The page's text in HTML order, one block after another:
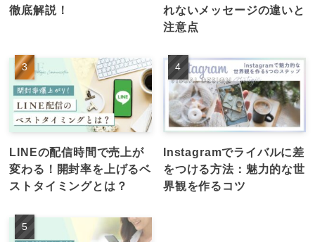
徹底解説！
れないメッセージの違いと
注意点
LINEの配信時間で売上が
変わる！開封率を上げるベ
ストタイミングとは？
Instagramでライバルに差
をつける方法：魅力的な世
界観を作るコツ